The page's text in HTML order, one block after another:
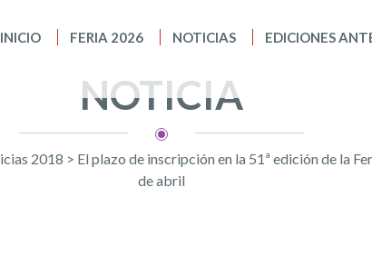
INICIO FERIA 2026 NOTICIAS EDICIONES
NOTICIA
2018 > El plazo de inscripción en la 51ª edición de la
de abril